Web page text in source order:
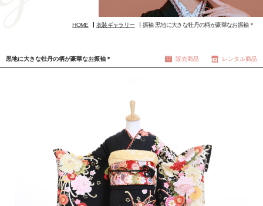
HOME 衣装ギャラリー 振袖 黒地に大きな牡丹の柄が豪華なお振袖＊
黒地に大きな牡丹の柄が豪華なお振袖＊ 販売商品 レンタル商品